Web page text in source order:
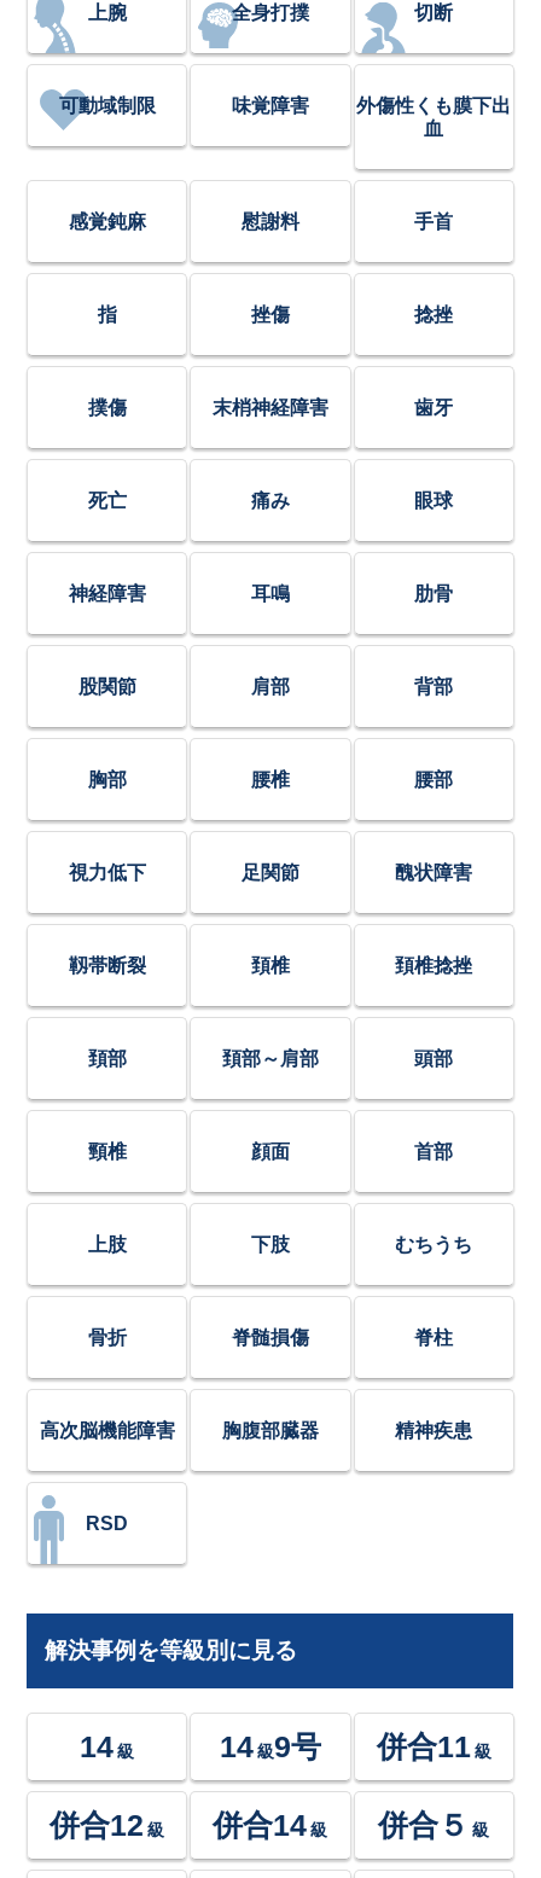
上腕 全身打撲 切断
可動域制限 味覚障害
外傷性くも膜下出
血
感覚鈍麻 慰謝料 手首
指 挫傷 捻挫
撲傷 末梢神経障害 歯牙
死亡 痛み 眼球
神経障害 耳鳴 肋骨
股関節 肩部 背部
胸部 腰椎 腰部
視力低下 足関節 醜状障害
靱帯断裂 頚椎 頚椎捻挫
頚部 頚部～肩部 頭部
頸椎 顔面 首部
上肢 下肢 むちうち
骨折 脊髄損傷 脊柱
高次脳機能障害 胸腹部臓器 精神疾患
RSD
解決事例を等級別に見る
14 級 14級9号 併合11 級
併合12 級 併合14 級 併合５ 級